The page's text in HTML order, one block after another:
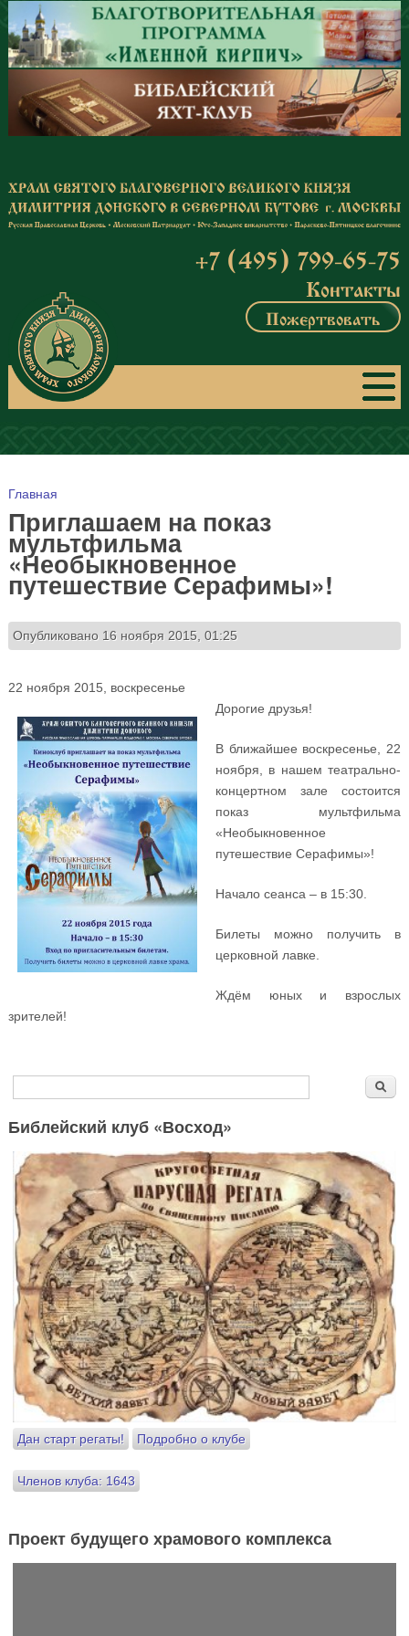
Перейти к основному содержанию
+7 (495) 799-65-75
Контакты
Пожертвовать
Вы здесь
Главная
Приглашаем на показ
мультфильма
«Необыкновенное
путешествие Серафимы»!
Опубликовано 16 ноября 2015, 01:25
22 ноября 2015, воскресенье
Дорогие друзья!
В ближайшее воскресенье, 22
ноября, в нашем театрально-
концертном зале состоится
показ мультфильма
«Необыкновенное
путешествие Серафимы»!
Начало сеанса – в 15:30.
Билеты можно получить в
церковной лавке.
Ждём юных и взрослых
зрителей!
Форма поиска
Библейский клуб «Восход»
Дан старт регаты! Подробно о клубе
Членов клуба: 1643
Проект будущего храмового комплекса